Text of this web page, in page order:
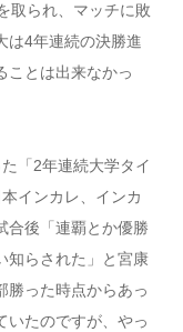
取られ、マッチに敗
は4年連続の決勝進
ことは出来なかっ
「2年連続大学タイ
インカレ、インカ
合後「連覇とか優勝
知らされた」と宮康
勝った時点からあっ
いたのですが、やっ